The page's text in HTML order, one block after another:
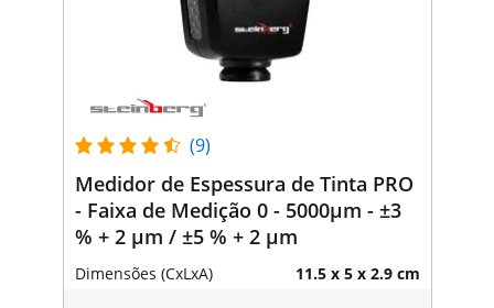
(9)
Medidor de Espessura de Tinta PRO
- Faixa de Medição 0 - 5000μm - ±3
% + 2 μm / ±5 % + 2 μm
Dimensões (CxLxA) 11.5 x 5 x 2.9 cm